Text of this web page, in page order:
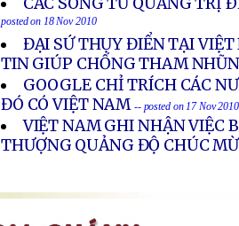
posted on 18 Nov 2010
ĐẠI SỨ THỤY ĐIỂN TẠI
TIN GIÚP CHỐNG THAM
GOOGLE CHỈ TRÍCH CÁC
ĐÓ CÓ VIỆT NAM -- posted on 17 Nov 2010
VIỆT NAM GHI NHẬN VIỆC
THƯỢNG QUẢNG ĐỘ CHÚC